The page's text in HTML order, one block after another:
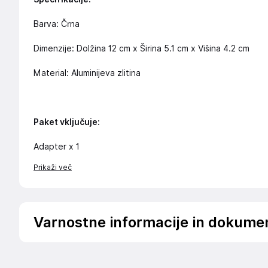
Barva: Črna
Dimenzije: Dolžina 12 cm x Širina 5.1 cm x Višina 4.2 cm
Material: Aluminijeva zlitina
Paket vključuje:
Adapter x 1
Prikaži več
Varnostne informacije in